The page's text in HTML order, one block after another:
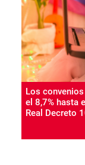
Los
el 8,7% hasta
Real Decreto